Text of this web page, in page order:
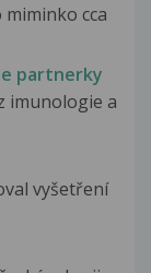
cca
partnerky
imunologie a
vyšetření